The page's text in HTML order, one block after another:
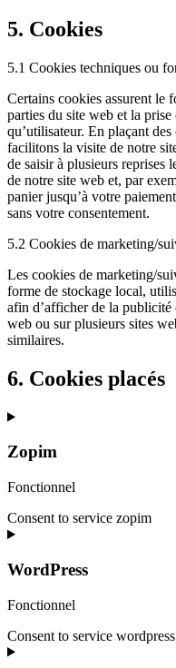
5. Cookies
5.1 Cookies techniques ou
Certains cookies assurent le
parties du site web et la
qu’utilisateur. En plaçant
facilitons la visite de notre
de saisir à plusieurs reprises
de notre site web et, par
panier jusqu’à votre
sans votre consentement.
5.2 Cookies de marketing/
Les cookies de marketing/
forme de stockage local,
afin d’afficher de la publicité
web ou sur plusieurs sites
similaires.
6. Cookies placés
Zopim
Fonctionnel
Consent to service zopim
WordPress
Fonctionnel
Consent to service wordpress